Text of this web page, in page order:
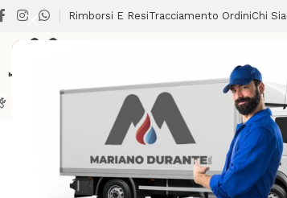
Rimborsi E ResiTracciamento OrdiniChi
CLIMATIZZAZIONE LAVANDERIA
ACCESSORI BAGNO